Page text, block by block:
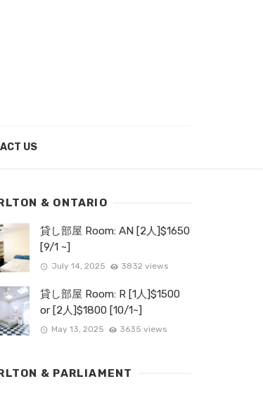
US
& ONTARIO
貸し部屋 Room: AN [2人]$1650
[9/1 ~]
July 14, 2025 3832 views
貸し部屋 Room: R [1人]$1500
or [2人]$1800 [10/1~]
May 13, 2025 3635 views
& PARLIAMENT